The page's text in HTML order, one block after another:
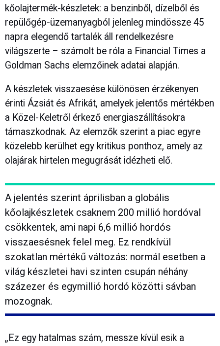
kőolajtermék-készletek: a benzinből, dízelből és
repülőgép-üzemanyagból jelenleg mindössze 45
napra elegendő tartalék áll rendelkezésre
világszerte – számolt be róla a Financial Times a
Goldman Sachs elemzőinek adatai alapján.
A készletek visszaesése különösen érzékenyen
érinti Ázsiát és Afrikát, amelyek jelentős mértékben
a Közel-Keletről érkező energiaszállításokra
támaszkodnak. Az elemzők szerint a piac egyre
közelebb kerülhet egy kritikus ponthoz, amely az
olajárak hirtelen megugrását idézheti elő.
A jelentés szerint áprilisban a globális
kőolajkészletek csaknem 200 millió hordóval
csökkentek, ami napi 6,6 millió hordós
visszaesésnek felel meg. Ez rendkívül
szokatlan mértékű változás: normál esetben a
világ készletei havi szinten csupán néhány
százezer és egymillió hordó közötti sávban
mozognak.
„Ez egy hatalmas szám, messze kívül esik a